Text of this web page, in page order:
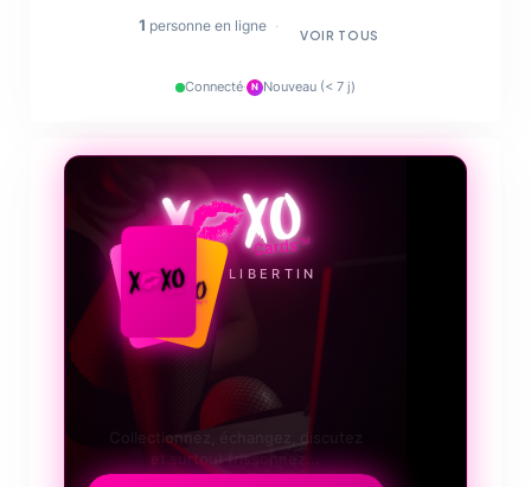
1 personne en ligne ·
VOIR TOUS
Connecté· N Nouveau (< 7 j)
LE JEU LIBERTIN
Collectionnez, échangez, discutez
et surtout frissonnez...